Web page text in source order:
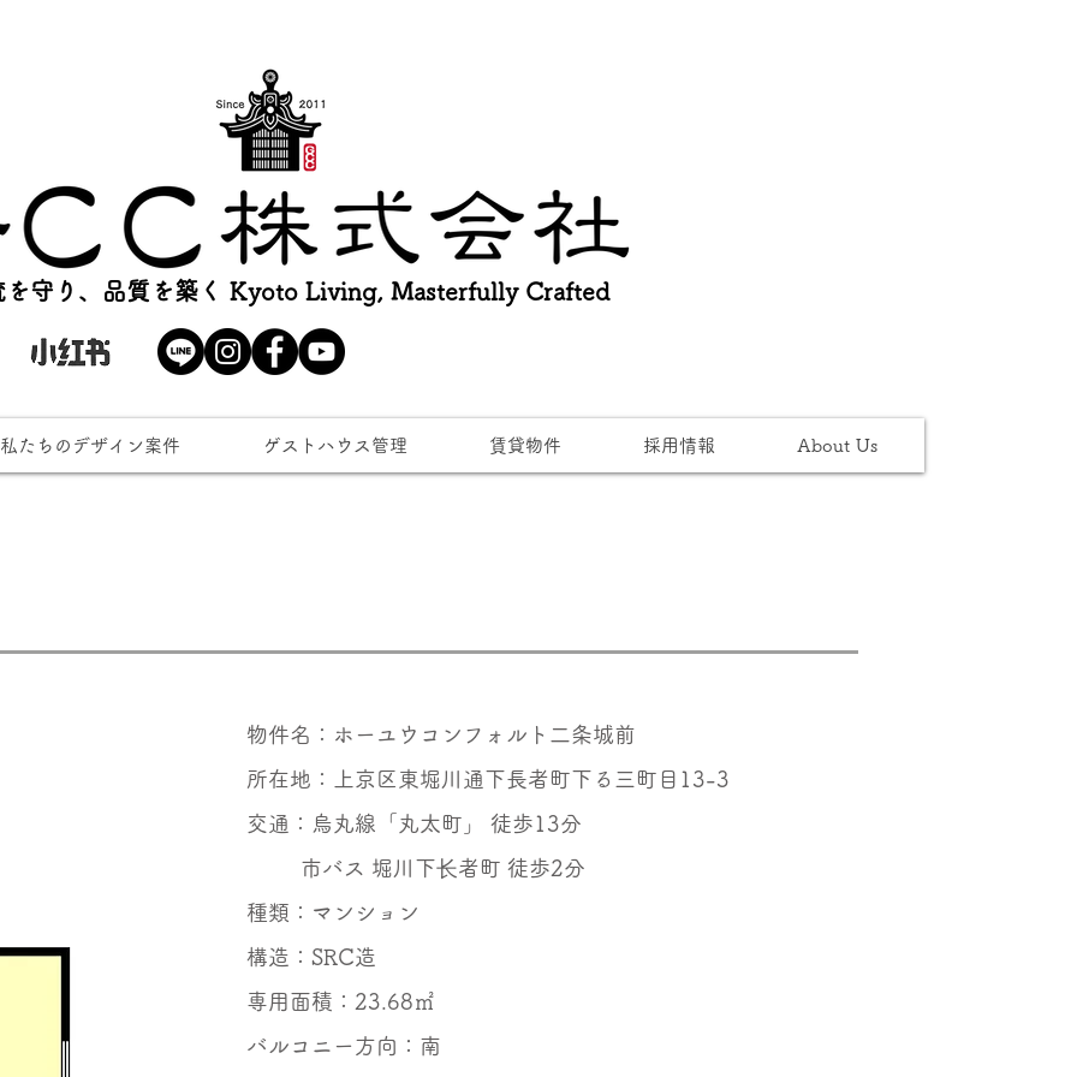
を守り、品質を築く Kyoto Living, Masterfully Crafted
私たちのデザイン案件 ゲストハウス管理 賃貸物件 採用情報 About Us
物件名：ホーユウコンフォルト二条城前
所在地：上京区東堀川通下長者町下る三町目13-3
交通：烏丸線「丸太町」 徒歩13分
市バス 堀川下长者町 徒歩2分
種類：マンション
構造：SRC造
専用面積：23.68㎡
バルコニー方向：南